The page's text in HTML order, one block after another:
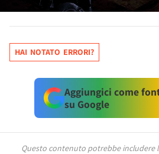
HAI NOTATO ERRORI?
Aggiungici come
su Google
Questo contenuto potrebbe includere